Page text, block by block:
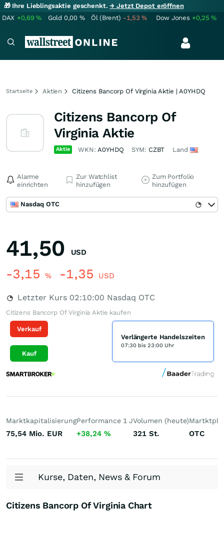
🎁 Ihre Lieblingsaktie geschenkt.→ Jetzt Depot eröffnen
DAX +0,69% Gold 0,00 % Öl (Brent) -1,53% Dow Jones +0,25%
Startseite Aktien Citizens Bancorp Of Virginia Aktie | A0YHDQ
Citizens Bancorp Of
Virginia Aktie
Aktie WKN:A0YHDQ SYM: CZBT Land
Alarme
einrichten
Zur Watchlist
hinzufügen
Zum Portfolio
hinzufügen
Nasdaq OTC
41,50 USD
-3,15 % -1,35 USD
Letzter Kurs 02:10:00 Nasdaq OTC
Citizens Bancorp Of Virginia Aktie kaufen
Verkauf
Kauf
Verlängerte Handelszeiten
07:30 bis 23:00 Uhr
Marktkapitalisierung
75,54 Mio. EUR
Performance 1 J
+38,24 %
Volumen (heute)
321 St. OTC
Kurse, Daten, News & Forum
Citizens Bancorp Of Virginia Chart